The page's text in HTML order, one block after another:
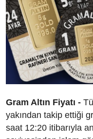
Gram Altın Fiyatı -
yakından takip ettiği
saat 12:20 itibarıyla